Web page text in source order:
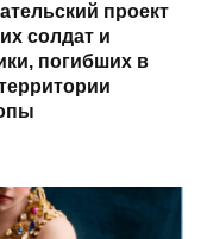
проект
солдат и
погибших в